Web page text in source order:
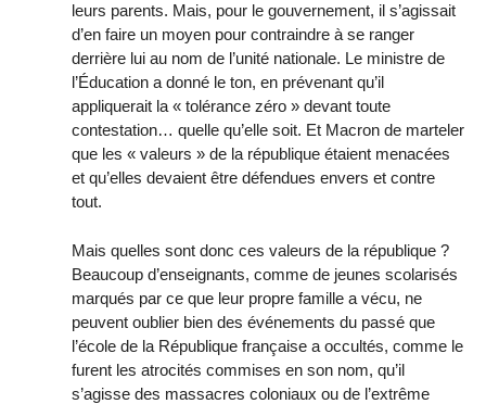
leurs parents. Mais, pour le gouvernement, il s’agissait
d’en faire un moyen pour contraindre à se ranger
derrière lui au nom de l’unité nationale. Le ministre de
l’Éducation a donné le ton, en prévenant qu’il
appliquerait la « tolérance zéro » devant toute
contestation… quelle qu’elle soit. Et Macron de marteler
que les « valeurs » de la république étaient menacées
et qu’elles devaient être défendues envers et contre
tout.
Mais quelles sont donc ces valeurs de la république ?
Beaucoup d’enseignants, comme de jeunes scolarisés
marqués par ce que leur propre famille a vécu, ne
peuvent oublier bien des événements du passé que
l’école de la République française a occultés, comme le
furent les atrocités commises en son nom, qu’il
s’agisse des massacres coloniaux ou de l’extrême